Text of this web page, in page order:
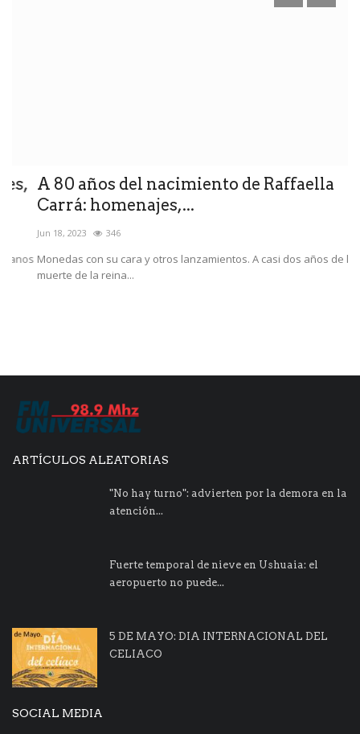
A 80 años del nacimiento de Raffaella
Carrá: homenajes,...
Jun 18, 2023 346
Monedas con su cara y otros lanzamientos. A casi dos años de la
muerte de la reina...
ARTÍCULOS ALEATORIAS
"No hay turno": advierten por la demora en la
atención...
Fuerte temporal de nieve en Ushuaia: el
aeropuerto no puede...
5 DE MAYO: DIA INTERNACIONAL DEL
CELIACO
SOCIAL MEDIA